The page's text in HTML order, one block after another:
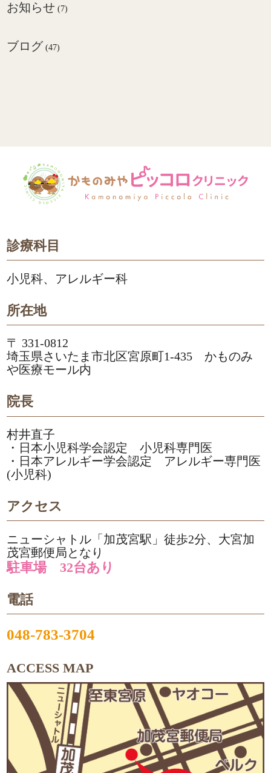
お知らせ (7)
ブログ (47)
診療科目
小児科、アレルギー科
所在地
〒 331-0812
埼玉県さいたま市北区宮原町1-435 かものみ
や医療モール内
院長
村井直子
・日本小児科学会認定 小児科専門医
・日本アレルギー学会認定 アレルギー専門医
(小児科)
アクセス
ニューシャトル「加茂宮駅」徒歩2分、大宮加
茂宮郵便局となり
駐車場 32台あり
電話
048-783-3704
ACCESS MAP